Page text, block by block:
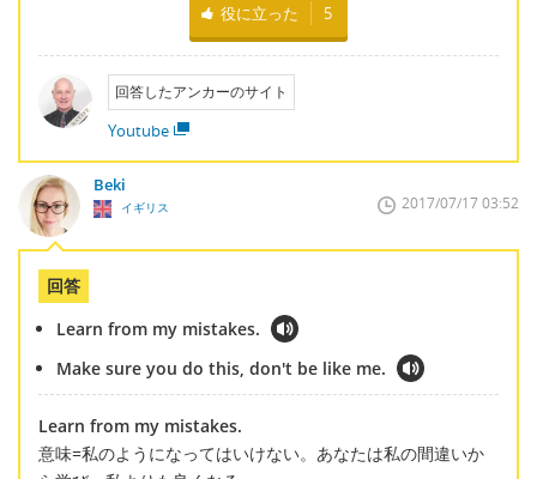
役に立った 5
回答したアンカーのサイト
Youtube
Beki
イギリス 2017/07/17 03:52
回答
Learn from my mistakes.
Make sure you do this, don't be like me.
Learn from my mistakes.
意味=私のようになってはいけない。あなたは私の間違いか